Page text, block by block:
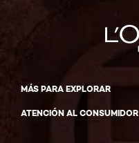
MÁS PARA EXPLORAR
ATENCIÓN AL CONSUMIDOR